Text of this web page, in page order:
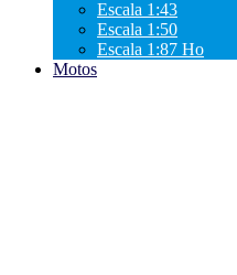
Escala 1:43
Escala 1:50
Escala 1:87 Ho
Motos